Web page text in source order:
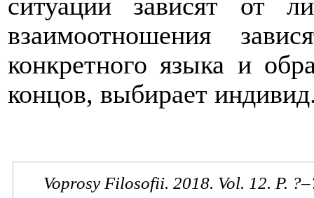
ситуации зависят от
взаимоотношения
конкретного языка и
концов, выбирает
Voprosy Filosofii. 2018. Vol. 12. P.